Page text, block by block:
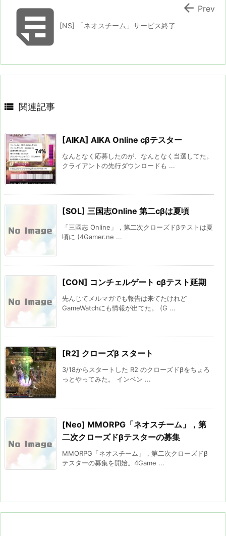
[NS] 「ネオスチーム」サービス終了
 Prev
 関連記事
[AIKA] AIKA Online cβテスター
なんとなく応募したのが、なんとなく当選してた。
クライアントの先行ダウンロードも ...
[SOL] 三国志Online 第二cβは夏頃
「三國志 Online」，第二次クローズドβテストは夏
頃に (4Gamer.ne ...
[CON] コンチェルゲート cβテスト延期
先んじてメルマガでも報告は来てたけれど
GameWatchにも情報が出てた。 (G ...
[R2] クローズβ スタート
3/18からスタートした R2 のクローズドβをちょろ
っとやってみた。 インベン ...
[Neo] MMORPG「ネオスチーム」，第
二次クローズドβテスターの募集
MMORPG「ネオスチーム」，第二次クローズドβ
テスターの募集を開始。4Game ...